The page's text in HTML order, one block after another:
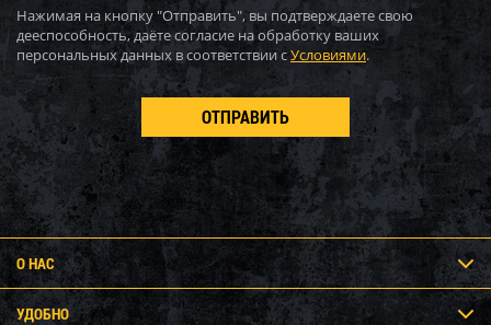
Нажимая на кнопку "Отправить", вы подтверждаете свою
дееспособность, даёте согласие на обработку ваших
персональных данных в соответствии сУсловиями.
О НАС
УДОБНО